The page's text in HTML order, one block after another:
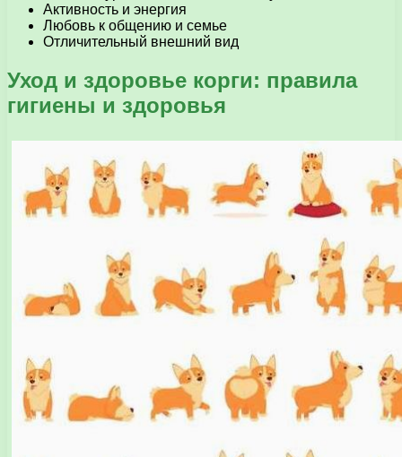
Активность и энергия
Любовь к общению и семье
Отличительный внешний вид
Уход и здоровье корги: правила
гигиены и здоровья